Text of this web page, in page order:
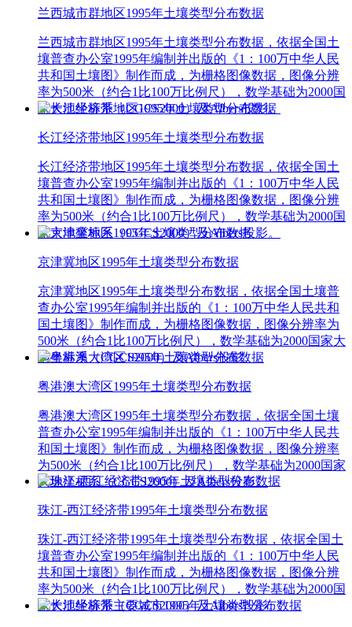
兰西城市群地区1995年土壤类型分布数据
兰西城市群地区1995年土壤类型分布数据，依据全国土
壤普查办公室1995年编制并出版的《1：100万中华人民
共和国土壤图》制作而成，为栅格图像数据，图像分辨
率为500米（约合1比100万比例尺），数学基础为2000国
家大地坐标系（CGCS2000）及Albers投影。
长江经济带地区1995年土壤类型分布数据
长江经济带地区1995年土壤类型分布数据，依据全国土
壤普查办公室1995年编制并出版的《1：100万中华人民
共和国土壤图》制作而成，为栅格图像数据，图像分辨
率为500米（约合1比100万比例尺），数学基础为2000国
家大地坐标系（CGCS2000）及Albers投影。
京津冀地区1995年土壤类型分布数据
京津冀地区1995年土壤类型分布数据，依据全国土壤普
查办公室1995年编制并出版的《1：100万中华人民共和
国土壤图》制作而成，为栅格图像数据，图像分辨率为
500米（约合1比100万比例尺），数学基础为2000国家大
地坐标系（CGCS2000）及Albers投影。
粤港澳大湾区1995年土壤类型分布数据
粤港澳大湾区1995年土壤类型分布数据，依据全国土壤
普查办公室1995年编制并出版的《1：100万中华人民共
和国土壤图》制作而成，为栅格图像数据，图像分辨率
为500米（约合1比100万比例尺），数学基础为2000国家
大地坐标系（CGCS2000）及Albers投影。
珠江-西江经济带1995年土壤类型分布数据
珠江-西江经济带1995年土壤类型分布数据，依据全国土
壤普查办公室1995年编制并出版的《1：100万中华人民
共和国土壤图》制作而成，为栅格图像数据，图像分辨
率为500米（约合1比100万比例尺），数学基础为2000国
家大地坐标系（CGCS2000）及Albers投影。